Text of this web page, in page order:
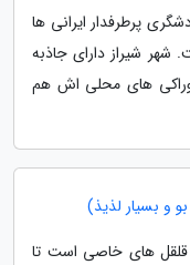
پرطرفدار ایرانی ها
شهر شیراز دارای جاذبه
های محلی اش هم
قلقل های خاصی است تا